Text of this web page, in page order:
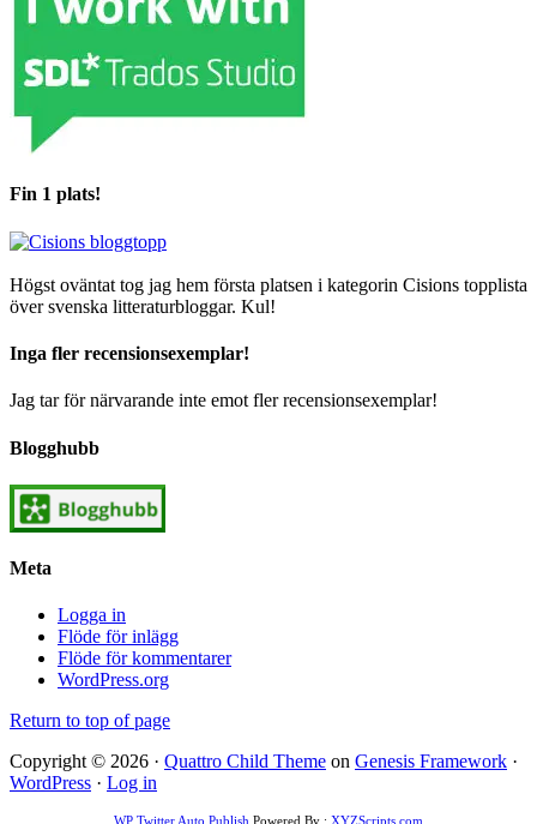
Fin 1 plats!
Högst oväntat tog jag hem första platsen i kategorin Cisions topplista
över svenska litteraturbloggar. Kul!
Inga fler recensionsexemplar!
Jag tar för närvarande inte emot fler recensionsexemplar!
Blogghubb
Meta
Logga in
Flöde för inlägg
Flöde för kommentarer
WordPress.org
Return to top of page
Copyright © 2026 · Quattro Child Theme on Genesis Framework ·
WordPress · Log in
WP Twitter Auto Publish Powered By : XYZScripts.com